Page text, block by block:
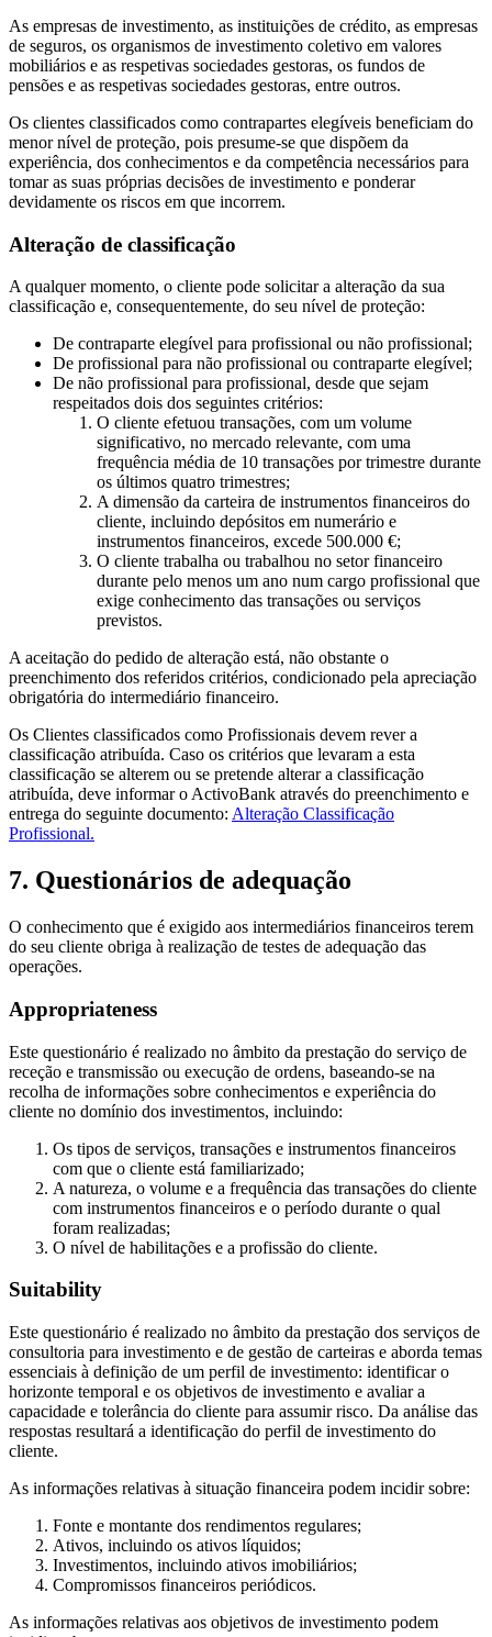
As empresas de investimento, as instituições de crédito, as empresas
de seguros, os organismos de investimento coletivo em valores
mobiliários e as respetivas sociedades gestoras, os fundos de
pensões e as respetivas sociedades gestoras, entre outros.
Os clientes classificados como contrapartes elegíveis beneficiam do
menor nível de proteção, pois presume-se que dispõem da
experiência, dos conhecimentos e da competência necessários para
tomar as suas próprias decisões de investimento e ponderar
devidamente os riscos em que incorrem.
Alteração de classificação
A qualquer momento, o cliente pode solicitar a alteração da sua
classificação e, consequentemente, do seu nível de proteção:
De contraparte elegível para profissional ou não profissional;
De profissional para não profissional ou contraparte elegível;
De não profissional para profissional, desde que sejam
respeitados dois dos seguintes critérios:
O cliente efetuou transações, com um volume
significativo, no mercado relevante, com uma
frequência média de 10 transações por trimestre durante
os últimos quatro trimestres;
A dimensão da carteira de instrumentos financeiros do
cliente, incluindo depósitos em numerário e
instrumentos financeiros, excede 500.000 €;
O cliente trabalha ou trabalhou no setor financeiro
durante pelo menos um ano num cargo profissional que
exige conhecimento das transações ou serviços
previstos.
A aceitação do pedido de alteração está, não obstante o
preenchimento dos referidos critérios, condicionado pela apreciação
obrigatória do intermediário financeiro.
Os Clientes classificados como Profissionais devem rever a
classificação atribuída. Caso os critérios que levaram a esta
classificação se alterem ou se pretende alterar a classificação
atribuída, deve informar o ActivoBank através do preenchimento e
entrega do seguinte documento: Alteração Classificação
Profissional.
7. Questionários de adequação
O conhecimento que é exigido aos intermediários financeiros terem
do seu cliente obriga à realização de testes de adequação das
operações.
Appropriateness
Este questionário é realizado no âmbito da prestação do serviço de
receção e transmissão ou execução de ordens, baseando-se na
recolha de informações sobre conhecimentos e experiência do
cliente no domínio dos investimentos, incluindo:
Os tipos de serviços, transações e instrumentos financeiros
com que o cliente está familiarizado;
A natureza, o volume e a frequência das transações do cliente
com instrumentos financeiros e o período durante o qual
foram realizadas;
O nível de habilitações e a profissão do cliente.
Suitability
Este questionário é realizado no âmbito da prestação dos serviços de
consultoria para investimento e de gestão de carteiras e aborda temas
essenciais à definição de um perfil de investimento: identificar o
horizonte temporal e os objetivos de investimento e avaliar a
capacidade e tolerância do cliente para assumir risco. Da análise das
respostas resultará a identificação do perfil de investimento do
cliente.
As informações relativas à situação financeira podem incidir sobre:
Fonte e montante dos rendimentos regulares;
Ativos, incluindo os ativos líquidos;
Investimentos, incluindo ativos imobiliários;
Compromissos financeiros periódicos.
As informações relativas aos objetivos de investimento podem